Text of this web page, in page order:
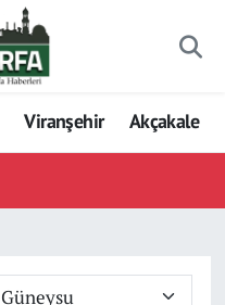
Viranşehir Akçakale